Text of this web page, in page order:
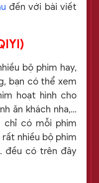
đến với bài viết
bộ phim hay,
bạn có thể xem
hoạt hình cho
ăn khách nha,…
chỉ có mỗi phim
nhiều bộ phim
đều có trên đây